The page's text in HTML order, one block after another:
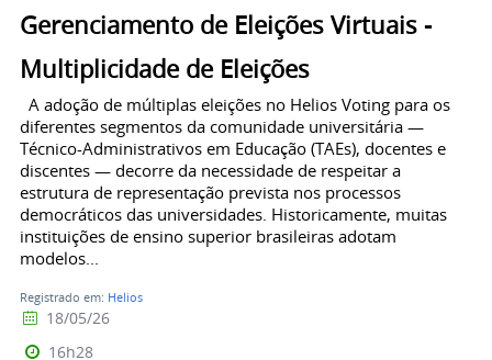
Gerenciamento de Eleições Virtuais -
Multiplicidade de Eleições
A adoção de múltiplas eleições no Helios Voting para os
diferentes segmentos da comunidade universitária —
Técnico-Administrativos em Educação (TAEs), docentes e
discentes — decorre da necessidade de respeitar a
estrutura de representação prevista nos processos
democráticos das universidades. Historicamente, muitas
instituições de ensino superior brasileiras adotam
modelos...
Registrado em: Helios
18/05/26
16h28